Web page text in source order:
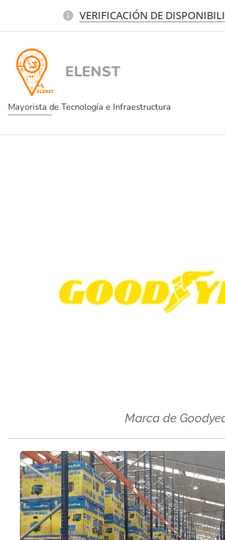
VERIFICACIÓN DE
ELENST
Mayorista de Tecnología e Infraestructura
Marca de